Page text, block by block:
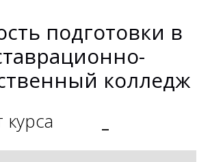
подготовки в
колледж
курса